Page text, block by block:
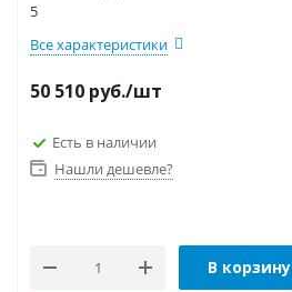
5
Все характеристики
50 510 руб./шт
Есть в наличии
Нашли дешевле?
В корзину